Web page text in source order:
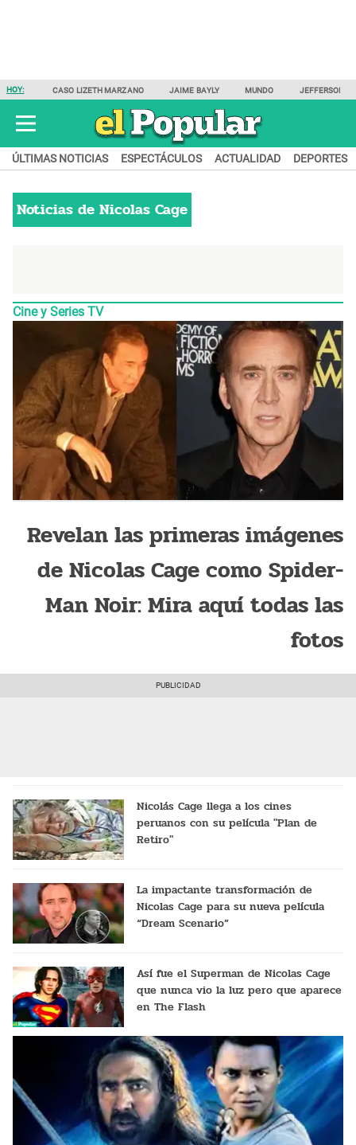
HOY: CASO LIZETH MARZANO JAIME BAYLY MUNDO JEFFERSON
ÚLTIMAS NOTICIAS ESPECTÁCULOS ACTUALIDAD DEPORTES
Noticias de Nicolas Cage
Cine y Series TV
Revelan las primeras imágenes
de Nicolas Cage como Spider-
Man Noir: Mira aquí todas las
fotos
Nicolás Cage llega a los cines
peruanos con su película "Plan de
Retiro"
La impactante transformación de
Nicolas Cage para su nueva película
“Dream Scenario”
Así fue el Superman de Nicolas Cage
que nunca vio la luz pero que aparece
en The Flash